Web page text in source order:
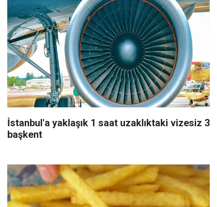
İstanbul'a yaklaşık 1 saat uzaklıktaki vizesiz 3
başkent